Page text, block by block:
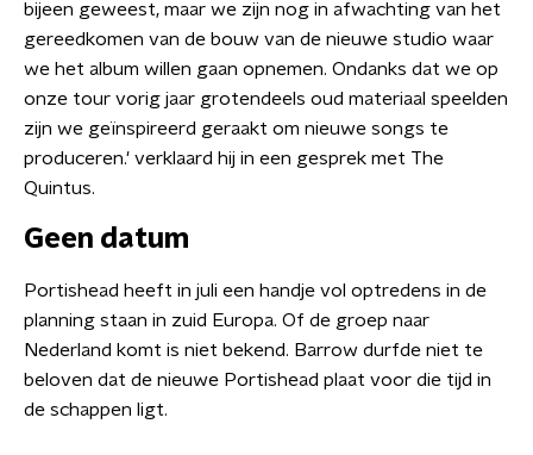
bijeen geweest, maar we zijn nog in afwachting van het
gereedkomen van de bouw van de nieuwe studio waar
we het album willen gaan opnemen. Ondanks dat we op
onze tour vorig jaar grotendeels oud materiaal speelden
zijn we geïnspireerd geraakt om nieuwe songs te
produceren.' verklaard hij in een gesprek met The
Quintus.
Geen datum
Portishead heeft in juli een handje vol optredens in de
planning staan in zuid Europa. Of de groep naar
Nederland komt is niet bekend. Barrow durfde niet te
beloven dat de nieuwe Portishead plaat voor die tijd in
de schappen ligt.